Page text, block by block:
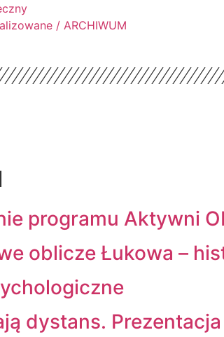
/ ARCHIWUM
programu Aktywni
oblicze Łukowa –
dystans.